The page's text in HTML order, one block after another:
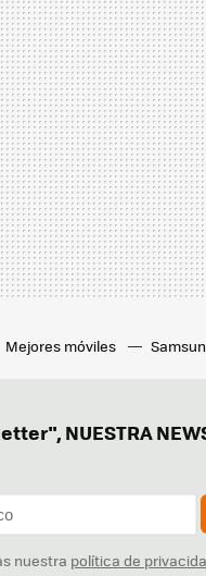
Mejores móviles
NUESTRA
nuestra política de